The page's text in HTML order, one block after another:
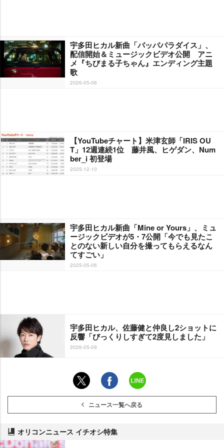
宇多田ヒカル新曲「パッパパラダイス」、
配信開始＆ミュージックビデオ公開 アニ
メ『ちびまる子ちゃん』エンディング主題
歌
2026-05-06
【YouTubeチャート】米津玄師「IRIS OU
T」12週連続1位 藤井風、ヒゲダン、Num
ber_i 初登場
2025-12-10
宇多田ヒカル新曲「Mine or Yours」、ミュ
ージックビデオが5・7公開「今でも見たこ
とのない新しい自分を撮ってもらえるなん
てすごい」
2025-05-06
宇多田ヒカル、佐藤健と仲良し2ショットに
反響「びっくりしすぎて2度見しました」
2026-05-09
ニュース一覧へ戻る
オリコンニュース イチオシ特集